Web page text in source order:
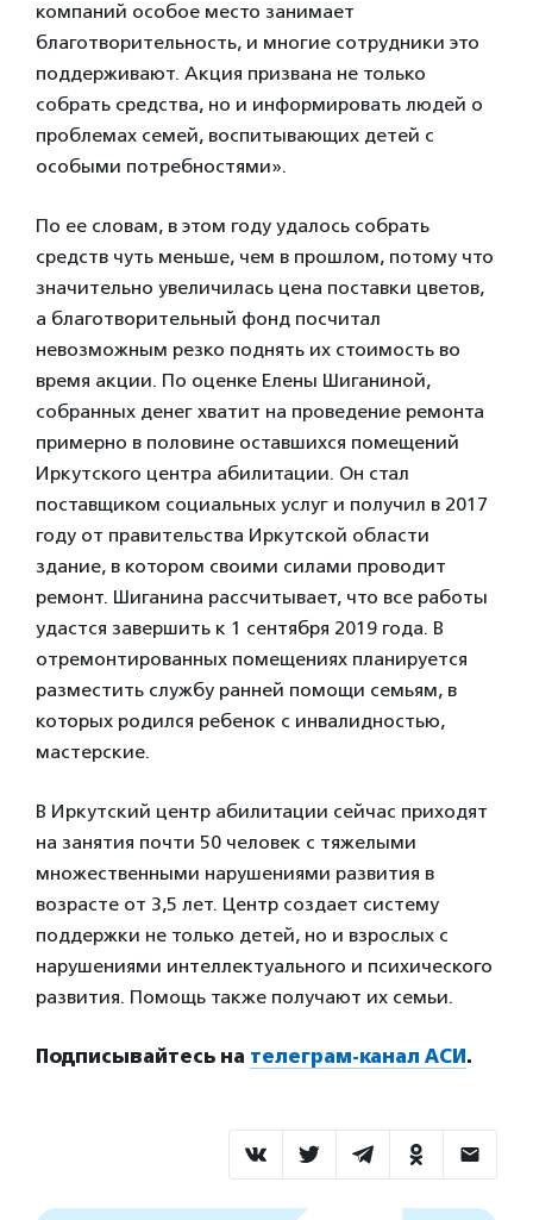
компаний особое место занимает
благотворительность, и многие сотрудники это
поддерживают. Акция призвана не только
собрать средства, но и информировать людей о
проблемах семей, воспитывающих детей с
особыми потребностями».
По ее словам, в этом году удалось собрать
средств чуть меньше, чем в прошлом, потому что
значительно увеличилась цена поставки цветов,
а благотворительный фонд посчитал
невозможным резко поднять их стоимость во
время акции. По оценке Елены Шиганиной,
собранных денег хватит на проведение ремонта
примерно в половине оставшихся помещений
Иркутского центра абилитации. Он стал
поставщиком социальных услуг и получил в 2017
году от правительства Иркутской области
здание, в котором своими силами проводит
ремонт. Шиганина рассчитывает, что все работы
удастся завершить к 1 сентября 2019 года. В
отремонтированных помещениях планируется
разместить службу ранней помощи семьям, в
которых родился ребенок с инвалидностью,
мастерские.
В Иркутский центр абилитации сейчас приходят
на занятия почти 50 человек с тяжелыми
множественными нарушениями развития в
возрасте от 3,5 лет. Центр создает систему
поддержки не только детей, но и взрослых с
нарушениями интеллектуального и психического
развития. Помощь также получают их семьи.
Подписывайтесь на телеграм-канал АСИ.